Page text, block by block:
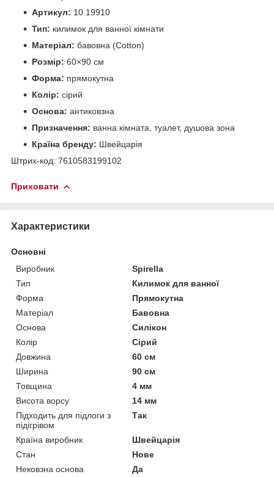
Артикул: 10.19910
Тип: килимок для ванної кімнати
Матеріал: бавовна (Cotton)
Розмір: 60×90 см
Форма: прямокутна
Колір: сірий
Основа: антиковзна
Призначення: ванна кімната, туалет, душова зона
Країна бренду: Швейцарія
Штрих-код: 7610583199102
Приховати
Характеристики
Основні
Виробник
Spirella
Тип
Килимок для ванної
Форма
Прямокутна
Матеріал
Бавовна
Основа
Силікон
Колір
Сірий
Довжина
60 см
Ширина
90 см
Товщина
4 мм
Висота ворсу
14 мм
Підходить для підлоги з
підігрівом
Так
Країна виробник
Швейцарія
Стан
Нове
Нековзна основа
Да